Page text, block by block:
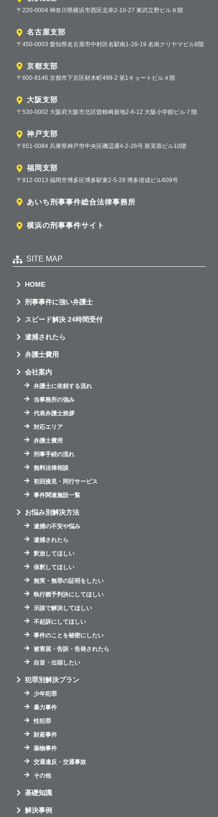
〒220-0004 神奈川県横浜市西区北幸2-10-27 東武立野ビル８階
名古屋支部
〒450-0003 愛知県名古屋市中村区名駅南1-28-19 名南クリヤマビル6階
京都支部
〒600-8146 京都市下京区材木町499-2 第1キョートビル４階
大阪支部
〒530-0002 大阪府大阪市北区曽根崎新地2-6-12 大阪小学館ビル７階
神戸支部
〒651-0084 兵庫県神戸市中央区磯辺通4-2-26号 新芙蓉ビル10階
福岡支部
〒812-0013 福岡市博多区博多駅東2-5-28 博多偕成ビル609号
あいち刑事事件総合法律事務所
横浜の刑事事件サイト
SITE MAP
HOME
刑事事件に強い弁護士
スピード解決 24時間受付
逮捕されたら
弁護士費用
会社案内
弁護士に依頼する流れ
当事務所の強み
代表弁護士挨拶
対応エリア
弁護士費用
刑事手続の流れ
無料法律相談
初回接見・同行サービス
事件関連施設一覧
お悩み別解決方法
逮捕の不安や悩み
逮捕されたら
釈放してほしい
保釈してほしい
無実・無罪の証明をしたい
執行猶予判決にしてほしい
示談で解決してほしい
不起訴にしてほしい
事件のことを秘密にしたい
被害届・告訴・告発されたら
自首・出頭したい
犯罪別解決プラン
少年犯罪
暴力事件
性犯罪
財産事件
薬物事件
交通違反・交通事故
その他
基礎知識
解決事例